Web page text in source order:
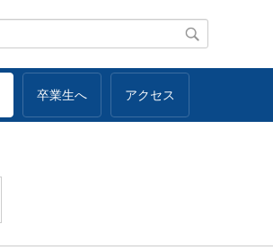
卒業生へ アクセス